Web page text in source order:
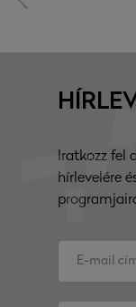
Iratkozz fel
hírlevelére